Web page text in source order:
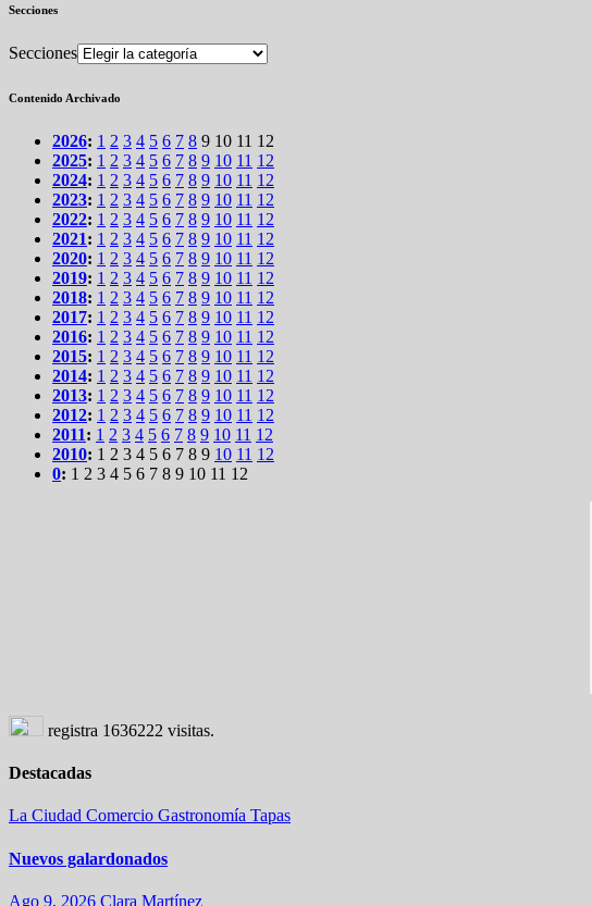
Secciones
Secciones
Contenido Archivado
2026: 1 2 3 4 5 6 7 8 9 10 11 12
2025: 1 2 3 4 5 6 7 8 9 10 11 12
2024: 1 2 3 4 5 6 7 8 9 10 11 12
2023: 1 2 3 4 5 6 7 8 9 10 11 12
2022: 1 2 3 4 5 6 7 8 9 10 11 12
2021: 1 2 3 4 5 6 7 8 9 10 11 12
2020: 1 2 3 4 5 6 7 8 9 10 11 12
2019: 1 2 3 4 5 6 7 8 9 10 11 12
2018: 1 2 3 4 5 6 7 8 9 10 11 12
2017: 1 2 3 4 5 6 7 8 9 10 11 12
2016: 1 2 3 4 5 6 7 8 9 10 11 12
2015: 1 2 3 4 5 6 7 8 9 10 11 12
2014: 1 2 3 4 5 6 7 8 9 10 11 12
2013: 1 2 3 4 5 6 7 8 9 10 11 12
2012: 1 2 3 4 5 6 7 8 9 10 11 12
2011: 1 2 3 4 5 6 7 8 9 10 11 12
2010: 1 2 3 4 5 6 7 8 9 10 11 12
0: 1 2 3 4 5 6 7 8 9 10 11 12
registra 1636222 visitas.
Destacadas
La Ciudad Comercio Gastronomía Tapas
Nuevos galardonados
Ago 9, 2026 Clara Martínez